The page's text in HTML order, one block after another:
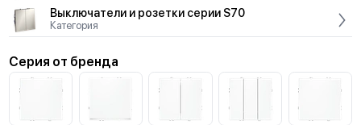
Выключатели и розетки серии S70
Категория
Серия от бренда